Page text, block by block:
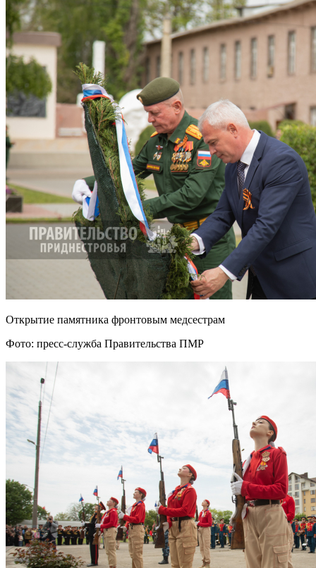
Открытие памятника фронтовым медсестрам
Фото: пресс-служба Правительства ПМР